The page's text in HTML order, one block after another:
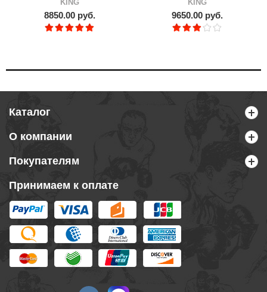
KING
8850.00 руб.
KING
9650.00 руб.
Каталог
О компании
Покупателям
Принимаем к оплате